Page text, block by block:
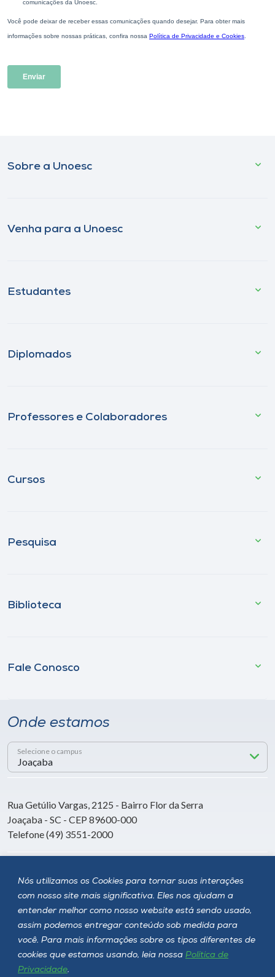
Nós utilizamos os Cookies para tornar suas interações
com nosso site mais significativa. Eles nos ajudam a
entender melhor como nosso website está sendo usado,
assim podemos entregar conteúdo sob medida para
você. Para mais informações sobre os tipos diferentes de
cookies que estamos usando, leia nossa Política de
Privacidade.
Sobre a Unoesc
Venha para a Unoesc
Estudantes
Diplomados
Professores e Colaboradores
Cursos
Pesquisa
Biblioteca
Fale Conosco
Onde estamos
Selecione o campus
Rua Getúlio Vargas, 2125 - Bairro Flor da Serra
Joaçaba - SC - CEP 89600-000
Telefone (49) 3551-2000
Siga a Unoesc